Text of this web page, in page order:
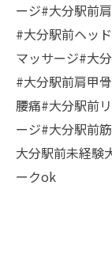
ージ#大分駅前
#大分駅前ヘッ
マッサージ#大
#大分駅前肩甲
腰痛#大分駅前
ージ#大分駅前
大分駅前未経験
ークok